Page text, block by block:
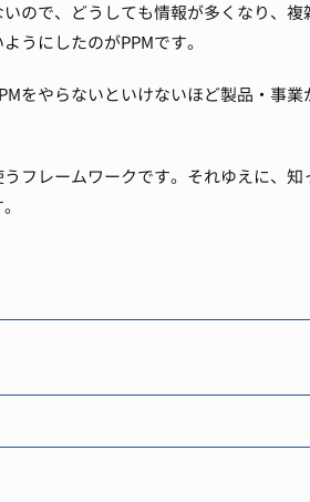
ので、どうしても情報が多くなり、複
うにしたのがPPMです。
をやらないといけないほど製品・事
フレームワークです。 それゆえに、知